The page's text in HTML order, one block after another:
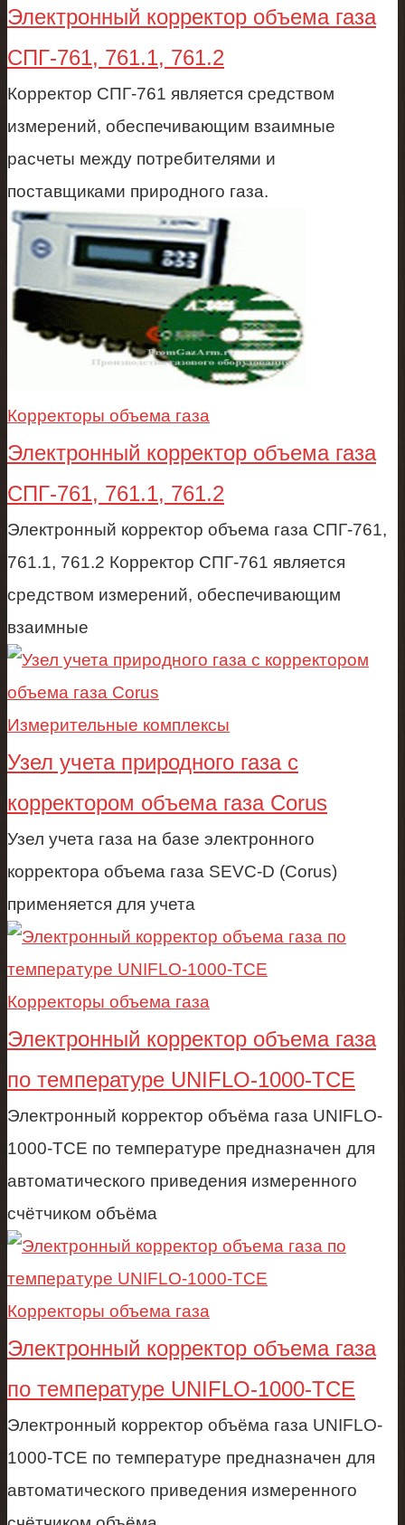
Электронный корректор объема газа
СПГ-761, 761.1, 761.2
Корректор СПГ-761 является средством
измерений, обеспечивающим взаимные
расчеты между потребителями и
поставщиками природного газа.
Корректоры объема газа
Электронный корректор объема газа
СПГ-761, 761.1, 761.2
Электронный корректор объема газа СПГ-761,
761.1, 761.2 Корректор СПГ-761 является
средством измерений, обеспечивающим
взаимные
Измерительные комплексы
Узел учета природного газа c
корректором объема газа Corus
Узел учета газа на базе электронного
корректора объема газа SEVC-D (Corus)
применяется для учета
Корректоры объема газа
Электронный корректор объема газа
по температуре UNIFLO-1000-TCE
Электронный корректор объёма газа UNIFLO-
1000-TCE по температуре предназначен для
автоматического приведения измеренного
счётчиком объёма
Корректоры объема газа
Электронный корректор объема газа
по температуре UNIFLO-1000-TCE
Электронный корректор объёма газа UNIFLO-
1000-TCE по температуре предназначен для
автоматического приведения измеренного